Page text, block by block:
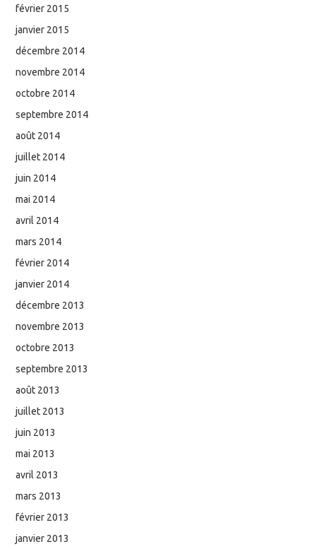
février 2015
janvier 2015
décembre 2014
novembre 2014
octobre 2014
septembre 2014
août 2014
juillet 2014
juin 2014
mai 2014
avril 2014
mars 2014
février 2014
janvier 2014
décembre 2013
novembre 2013
octobre 2013
septembre 2013
août 2013
juillet 2013
juin 2013
mai 2013
avril 2013
mars 2013
février 2013
janvier 2013